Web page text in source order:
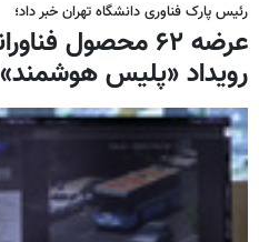
رئیس پارک فناوری دانشگاه تهران خبر داد؛
عرضه ۶۲ محصول
رویداد «پلیس هوشمند»